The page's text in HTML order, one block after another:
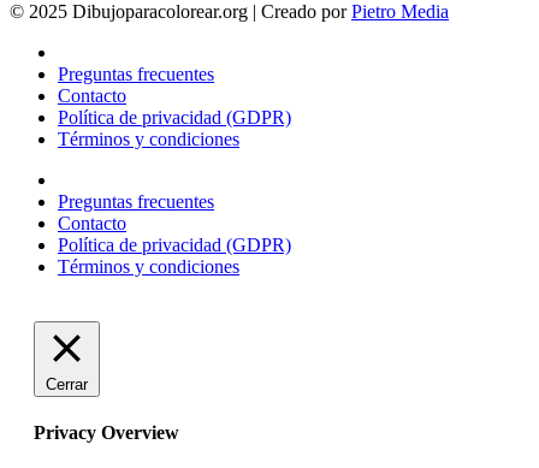
© 2025 Dibujoparacolorear.org | Creado porPietro Media
Preguntas frecuentes
Contacto
Política de privacidad (GDPR)
Términos y condiciones
Preguntas frecuentes
Contacto
Política de privacidad (GDPR)
Términos y condiciones
Cerrar
Privacy Overview